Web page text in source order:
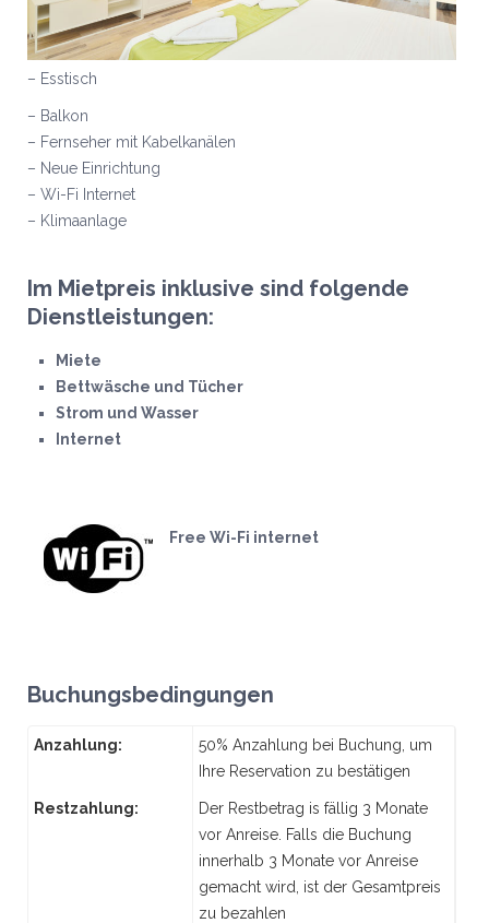
– Esstisch
– Balkon
– Fernseher mit Kabelkanälen
– Neue Einrichtung
– Wi-Fi Internet
– Klimaanlage
Im Mietpreis inklusive sind folgende
Dienstleistungen:
Miete
Bettwäsche und Tücher
Strom und Wasser
Internet
Free Wi-Fi internet
Buchungsbedingungen
Anzahlung:
50% Anzahlung bei Buchung, um
Ihre Reservation zu bestätigen
Restzahlung:
Der Restbetrag is fällig 3 Monate
vor Anreise. Falls die Buchung
innerhalb 3 Monate vor Anreise
gemacht wird, ist der Gesamtpreis
zu bezahlen